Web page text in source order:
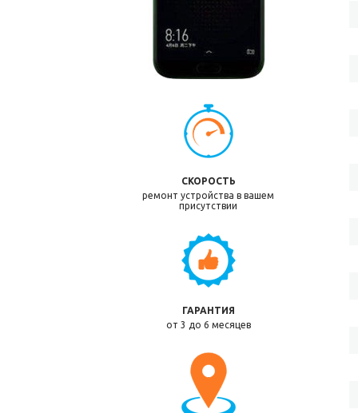
СКОРОСТЬ
ремонт устройства в вашем
присутствии
ГАРАНТИЯ
от 3 до 6 месяцев